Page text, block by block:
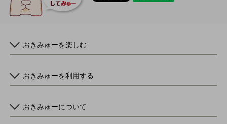
おきみゅーを楽しむ
おきみゅーを利用する
おきみゅーについて